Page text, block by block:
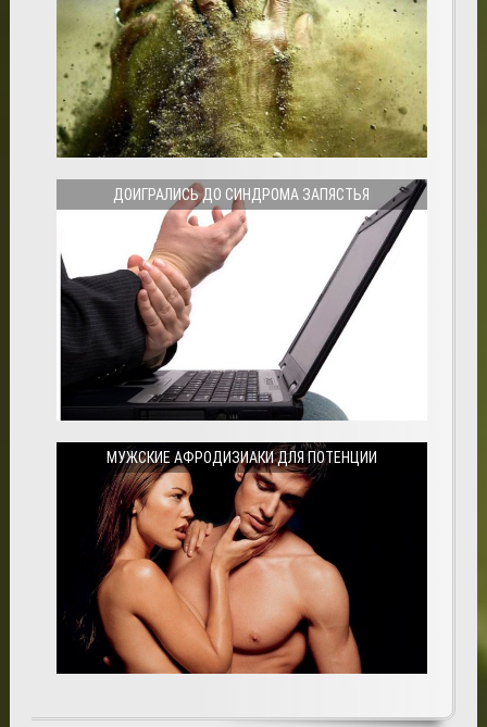
ДОИГРАЛИСЬ ДО СИНДРОМА ЗАПЯСТЬЯ
МУЖСКИЕ АФРОДИЗИАКИ ДЛЯ ПОТЕНЦИИ